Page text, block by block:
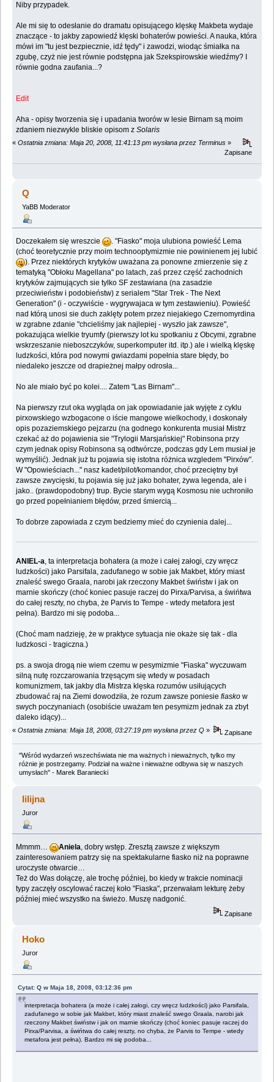
Niby przypadek.
Ale mi się to odesłanie do dramatu opisującego klęskę Makbeta wydaje
znaczące - to jakby zapowiedź klęski bohaterów powieści. A nauka, która
mówi im "tu jest bezpiecznie, idź tędy" i zawodzi, wiodąc śmiałka na
zgubę, czyż nie jest równie podstępna jak Szekspirowskie wiedźmy? I
równie godna zaufania...?
Edit
Aha - opisy tworzenia się i upadania tworów w lesie Birnam są moim
zdaniem niezwykle bliskie opisom zSolaris
« Ostatnia zmiana: Maja 20, 2008, 11:41:13 pm wysłana przez Terminus »
Zapisane
Q
YaBB Moderator
Doczekałem się wreszcie
. "Fiasko" moja ulubiona powieść Lema
(choć teoretycznie przy moim technooptymizmie nie powinienem jej lubić
). Przez niektórych krytyków uważana za ponowne zmierzenie się z
tematyką "Obłoku Magellana" po latach, zaś przez część zachodnich
krytyków zajmujących sie tylko SF zestawiana (na zasadzie
przeciwieństw i podobieństw) z serialem "Star Trek - The Next
Generation" (i - oczywiście - wygrywajaca w tym zestawieniu). Powieść
nad którą unosi sie duch zaklęty potem przez niejakiego Czernomyrdina
w zgrabne zdanie "chcieliśmy jak najlepiej - wyszło jak zawsze",
pokazująca wielkie tryumfy (pierwszy lot ku spotkaniu z Obcymi, zgrabne
wskrzeszanie nieboszczyków, superkomputer itd. itp.) ale i wielką klęskę
ludzkości, która pod nowymi gwiazdami popełnia stare błędy, bo
niedaleko jeszcze od drapieżnej małpy odrosła...
No ale miało być po kolei.... Zatem "Las Birnam"...
Na pierwszy rzut oka wygląda on jak opowiadanie jak wyjęte z cyklu
pirxowskiego wzbogacone o iście mangowe wielkochody, i doskonały
opis pozaziemskiego pejzarzu (na godnego konkurenta musiał Mistrz
czekać aż do pojawienia sie "Trylogii Marsjańskiej" Robinsona przy
czym jednak opisy Robinsona są odtwórcze, podczas gdy Lem musiał je
wymyślić). Jednak już tu pojawia się istotna różnica wzgledem "Pirxów".
W "Opowieściach..." nasz kadet/pilot/komandor, choć przeciętny był
zawsze zwycięski, tu pojawia się już jako bohater, żywa legenda, ale i
jako.. (prawdopodobny) trup. Bycie starym wygą Kosmosu nie uchroniło
go przed popełnianiem błędów, przed śmiercią...
To dobrze zapowiada z czym bedziemy mieć do czynienia dalej...
ANIEL-a, ta interpretacja bohatera (a może i całej załogi, czy wręcz
ludzkości) jako Parsifala, zadufanego w sobie jak Makbet, który miast
znaleść swego Graala, narobi jak rzeczony Makbet świństw i jak on
marnie skończy (choć koniec pasuje raczej do Pirxa/Parvisa, a świńtwa
do całej reszty, no chyba, że Parvis to Tempe - wtedy metafora jest
pełna). Bardzo mi się podoba...
(Choć mam nadzieję, że w praktyce sytuacja nie okaże się tak - dla
ludzkosci - tragiczna.)
ps. a swoja drogą nie wiem czemu w pesymizmie "Fiaska" wyczuwam
silną nutę rozczarowania trzęsącym się wtedy w posadach
komunizmem, tak jakby dla Mistrza klęska rozumów usiłujących
zbudować raj na Ziemi dowodziła, że rozum zawsze poniesiefiasko w
swych poczynaniach (osobiście uważam ten pesymizm jednak za zbyt
daleko idący)...
« Ostatnia zmiana: Maja 18, 2008, 03:27:19 pm wysłana przez Q » Zapisane
"Wśród wydarzeń wszechświata nie ma ważnych i nieważnych, tylko my
różnie je postrzegamy. Podział na ważne i nieważne odbywa się w naszych
umysłach" - Marek Baraniecki
lilijna
Juror
Mmmm… Aniela, dobry wstęp. Zresztą zawsze z większym
zainteresowaniem patrzy się na spektakularne fiasko niż na poprawne
uroczyste otwarcie…
Też do Was dołączę, ale trochę później, bo kiedy w trakcie nominacji
typy zaczęły oscylować raczej koło "Fiaska", przerwałam lekturę żeby
później mieć wszystko na świeżo. Muszę nadgonić.
Zapisane
Hoko
Juror
Cytat: Q w Maja 18, 2008, 03:12:36 pm
interpretacja bohatera (a może i całej załogi, czy wręcz ludzkości) jako Parsifala,
zadufanego w sobie jak Makbet, który miast znaleść swego Graala, narobi jak
rzeczony Makbet świństw i jak on marnie skończy (choć koniec pasuje raczej do
Pirxa/Parvisa, a świńtwa do całej reszty, no chyba, że Parvis to Tempe - wtedy
metafora jest pełna). Bardzo mi się podoba...